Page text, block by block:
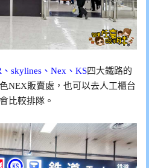
、skylines、Nex、KS四大鐵路的
NEX販賣處，也可以去人工櫃台
比較排隊。